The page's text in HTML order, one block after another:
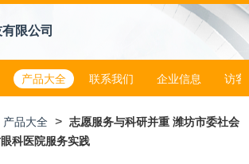
限公司
产品大全 联系我们 企业信息 访客
产品大全 > 志愿服务与科研并重 潍坊市委社会
科医院服务实践